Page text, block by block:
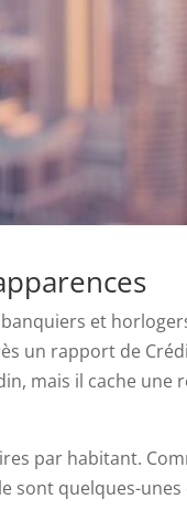
et
un rapport de
mais il cache une
par habitant.
sont quelques-